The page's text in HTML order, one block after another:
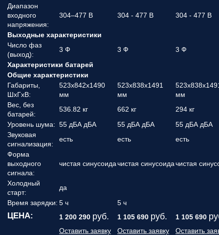
Диапазон
входного
напряжения:
304–477 В 304 - 477 В 304 - 477 В
Выходные характеристики
Число фаз
(выход):
3 Ф 3 Ф
3 Ф
Характеристики батарей
Общие характеристики
Габариты,
ШхГхВ:
523x842x1490
мм
523x838x1491
мм
мм
Вес, без
батарей:
536.82 кг 662 кг
294 кг
Уровень шума: 55 дБА дБА 55 дБА дБА
55 дБА дБА
Звуковая
сигнализация:
есть есть
есть
Форма
выходного
сигнала:
чистая синусоидачистая синусоидачистая
Холодный
старт:
да
Время зарядки: 5 ч 5 ч
ЦЕНА: 1 200 290 руб. 1 105 690 руб. 1 105 690
Оставить заявку Оставить заявку Оставить